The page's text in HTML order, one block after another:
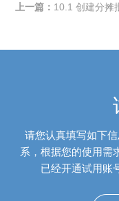
上一篇： 10.1 创建分摊
请您认真填写如下
系，根据您的使用需
已经开通试用账